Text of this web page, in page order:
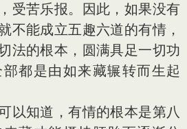
受苦乐报。因此，如果没有
不能成立五趣六道的有情，
法的根本，圆满具足一切功
都是由如来藏辗转而生起
以知道，有情的根本是第八